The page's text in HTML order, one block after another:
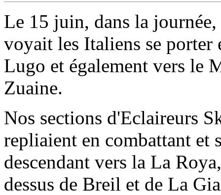
Le 15 juin, dans la
voyait les Italiens se
Lugo et également vers le
Zuaine.
Nos sections d'Eclaireurs
repliaient en combattant et
descendant vers la La Roya
dessus de Breil et de La